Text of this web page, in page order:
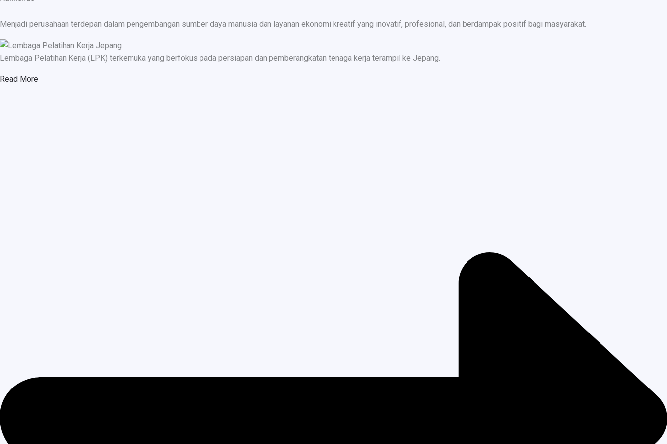
Menjadi perusahaan terdepan dalam pengembangan sumber daya manusia dan layanan ekonomi kreatif yang inovatif, profesional, dan berdampak positif bagi masyarakat.
Lembaga Pelatihan Kerja (LPK) terkemuka yang berfokus pada persiapan dan pemberangkatan tenaga kerja terampil ke Jepang.
Read More